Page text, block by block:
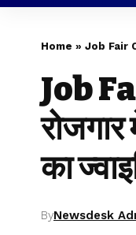
Home » Job Fair
Job
का
ByNewsdesk